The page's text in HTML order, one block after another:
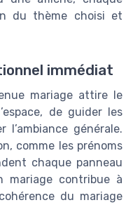
du thème choisi et
immédiat
mariage attire le
de guider les
générale.
comme les prénoms
chaque panneau
mariage contribue à
du mariage